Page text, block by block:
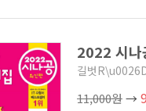
2022 시나
길벗
11,000원→